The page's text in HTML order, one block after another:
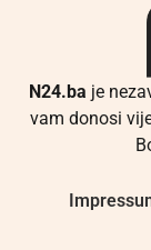
N24.ba je
vam donosi